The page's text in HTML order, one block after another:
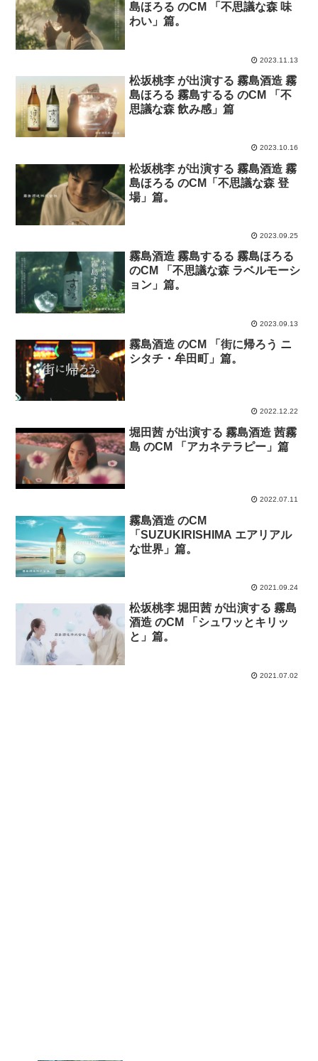
島ほろる のCM 「不思議な森 味
わい」篇。
2023.11.13
松坂桃李 が出演する 霧島酒造 霧
島ほろる 霧島するる のCM 「不
思議な森 飲み感」篇
2023.10.16
松坂桃李 が出演する 霧島酒造 霧
島ほろる のCM「不思議な森 登
場」篇。
2023.09.25
霧島酒造 霧島するる 霧島ほろる
のCM 「不思議な森 ラベルモーシ
ョン」篇。
2023.09.13
霧島酒造 のCM 「街に帰ろう ニ
シタチ・牟田町」篇。
2022.12.22
堀田茜 が出演する 霧島酒造 茜霧
島 のCM 「アカネテラピー」篇
2022.07.11
霧島酒造 のCM
「SUZUKIRISHIMA エアリアル
な世界」篇。
2021.09.24
松坂桃李 堀田茜 が出演する 霧島
酒造 のCM 「シュワッとキリッ
と」篇。
2021.07.02